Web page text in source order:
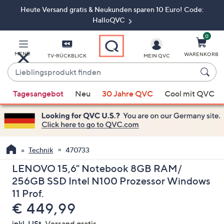
ZumHeute Versand gratis & Neukunden sparen 10 Euro! Code:
HalloQVC
MENÜ TV-RÜCKBLICK
Lieblingsprodukt
finden
Vorschläge
verfügbar
sind,
verwenden
Sie
die
Pfeiltasten
nach
oben
und
nach
MEIN QVC
0
WARENKORB
Tagesangebot Neu 30 Jahre QVC Cool mit QVC
Technik 470733
LENOVO 15,6" Notebook 8GB RAM/
256GB SSD Intel N100 Prozessor Windows
11 Prof.
Gelöscht
€ 449,99